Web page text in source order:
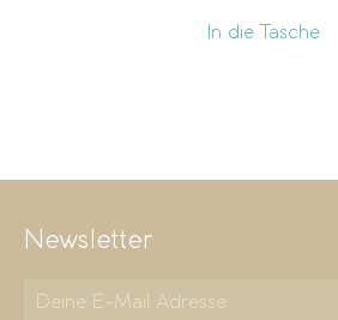
In die Tasche
Newsletter